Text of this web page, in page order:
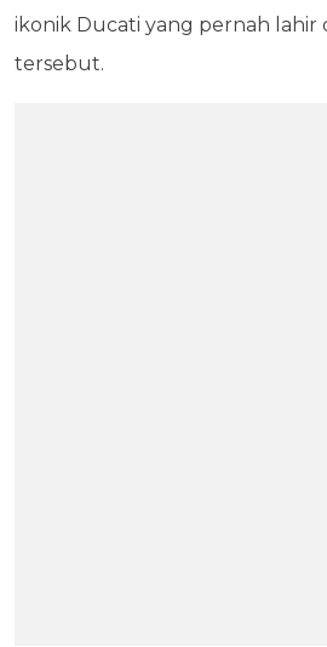
ikonik Ducati yang pernah lahir
tersebut.